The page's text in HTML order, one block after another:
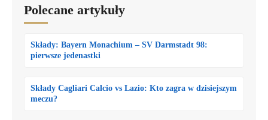
Polecane artykuły
Składy: Bayern Monachium – SV Darmstadt 98:
pierwsze jedenastki
Składy Cagliari Calcio vs Lazio: Kto zagra w dzisiejszym
meczu?